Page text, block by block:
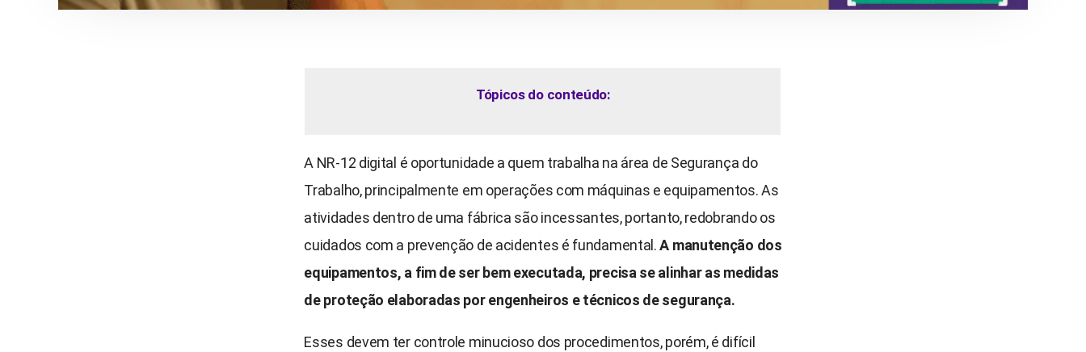
Tópicos do conteúdo:
A NR-12 digital é oportunidade a quem trabalha na área de Segurança do
Trabalho, principalmente em operações com máquinas e equipamentos. As
atividades dentro de uma fábrica são incessantes, portanto, redobrando os
cuidados com a prevenção de acidentes é fundamental.A manutenção dos
equipamentos, a fim de ser bem executada, precisa se alinhar as medidas
de proteção elaboradas por engenheiros e técnicos de segurança.
Esses devem ter controle minucioso dos procedimentos, porém, é difícil